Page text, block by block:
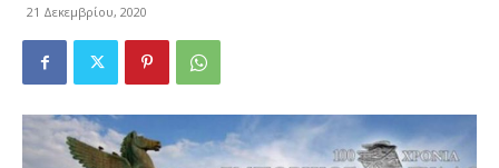
21 Δεκεμβρίου, 2020